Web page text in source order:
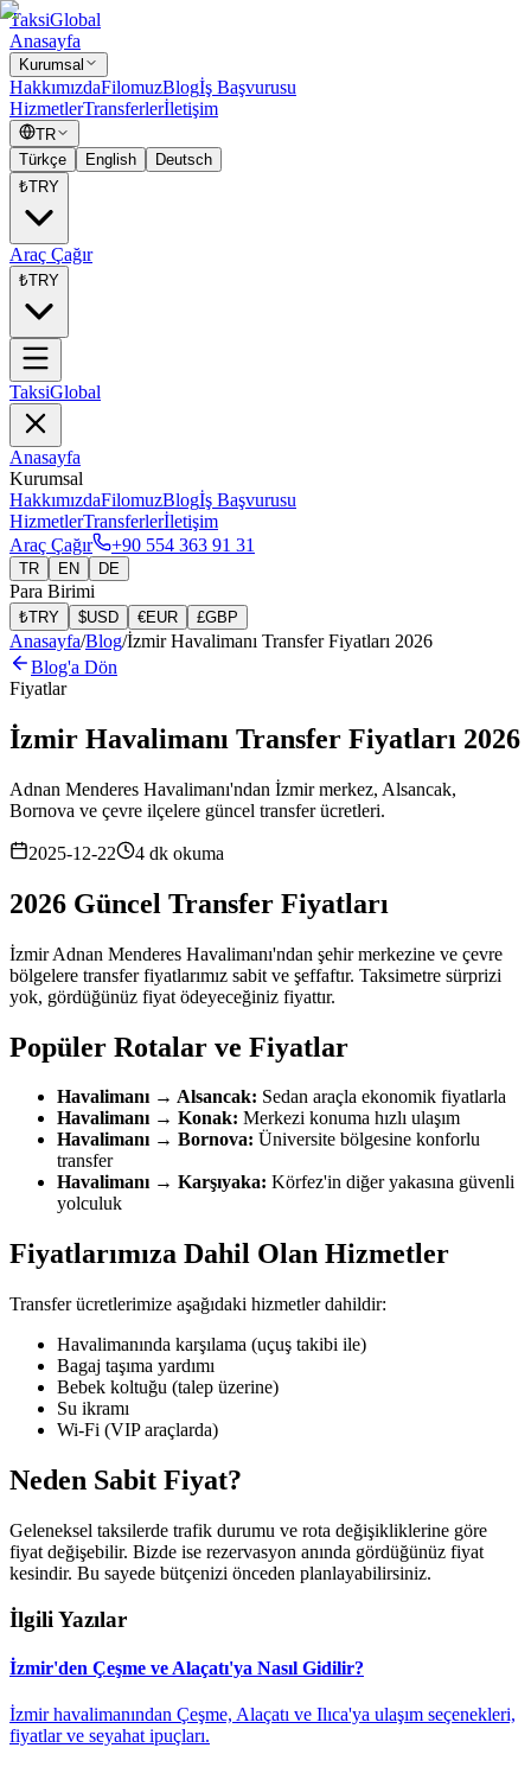
TaksiGlobal
Anasayfa
Kurumsal
HakkımızdaFilomuzBlogİş Başvurusu
HizmetlerTransferlerİletişim
TR
Türkçe
English
Deutsch
₺TRY
Araç Çağır
₺TRY
TaksiGlobal
Anasayfa
Kurumsal
HakkımızdaFilomuzBlogİş Başvurusu
HizmetlerTransferlerİletişim
Araç Çağır
+90 554 363 91 31
TR EN DE
Para Birimi
₺TRY $USD €EUR £GBP
Anasayfa/Blog/İzmir Havalimanı Transfer Fiyatları 2026
Blog'a Dön
Fiyatlar
İzmir Havalimanı Transfer Fiyatları 2026
Adnan Menderes Havalimanı'ndan İzmir merkez, Alsancak,
Bornova ve çevre ilçelere güncel transfer ücretleri.
2025-12-22 4 dk okuma
2026 Güncel Transfer Fiyatları
İzmir Adnan Menderes Havalimanı'ndan şehir merkezine ve çevre
bölgelere transfer fiyatlarımız sabit ve şeffaftır. Taksimetre sürprizi
yok, gördüğünüz fiyat ödeyeceğiniz fiyattır.
Popüler Rotalar ve Fiyatlar
Havalimanı → Alsancak: Sedan araçla ekonomik fiyatlarla
Havalimanı → Konak: Merkezi konuma hızlı ulaşım
Havalimanı → Bornova: Üniversite bölgesine konforlu
transfer
Havalimanı → Karşıyaka: Körfez'in diğer yakasına güvenli
yolculuk
Fiyatlarımıza Dahil Olan Hizmetler
Transfer ücretlerimize aşağıdaki hizmetler dahildir:
Havalimanında karşılama (uçuş takibi ile)
Bagaj taşıma yardımı
Bebek koltuğu (talep üzerine)
Su ikramı
Wi-Fi (VIP araçlarda)
Neden Sabit Fiyat?
Geleneksel taksilerde trafik durumu ve rota değişikliklerine göre
fiyat değişebilir. Bizde ise rezervasyon anında gördüğünüz fiyat
kesindir. Bu sayede bütçenizi önceden planlayabilirsiniz.
İlgili Yazılar
İzmir'den Çeşme ve Alaçatı'ya Nasıl Gidilir?
İzmir havalimanından Çeşme, Alaçatı ve Ilıca'ya ulaşım seçenekleri,
fiyatlar ve seyahat ipuçları.